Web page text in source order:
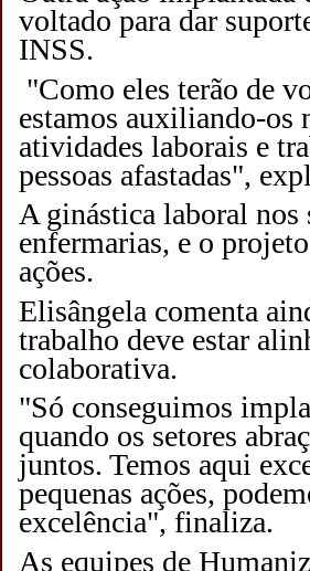
voltado para dar
INSS.
"Como eles terão de
estamos auxiliando-os
atividades laborais e
pessoas afastadas",
A ginástica laboral
enfermarias, e o
ações.
Elisângela comenta
trabalho deve estar
colaborativa.
"Só conseguimos
quando os setores
juntos. Temos aqui
pequenas ações,
excelência", finaliza.
As equipes de